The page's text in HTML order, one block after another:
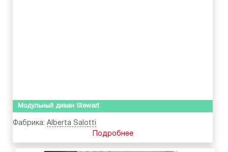
Модульный диван Stewart
Фабрика: Alberta Salotti
Подробнее